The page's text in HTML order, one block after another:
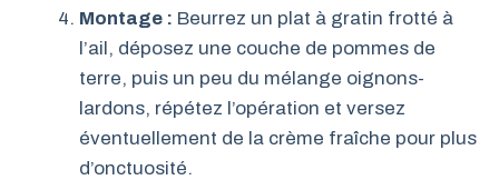
Montage : Beurrez un plat à gratin frotté à
l’ail, déposez une couche de pommes de
terre, puis un peu du mélange oignons-
lardons, répétez l’opération et versez
éventuellement de la crème fraîche pour plus
d’onctuosité.